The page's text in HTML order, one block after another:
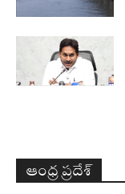
ఆంధ్ర ప్రదేశ్